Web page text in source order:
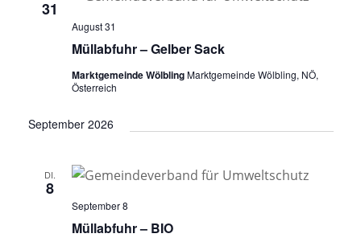
31
Müllabfuhr – Gelber Sack
August 31
Marktgemeinde WölblingMarktgemeinde Wölbling, NÖ,
Österreich
September 2026
DI.
8
Müllabfuhr – BIO
September 8